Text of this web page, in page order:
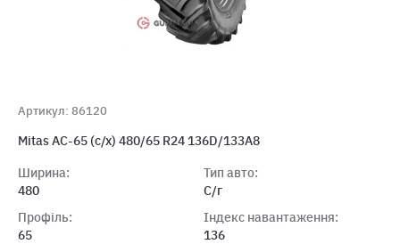
Артикул: 86120
Mitas AC-65 (с/х) 480/65 R24 136D/133A8
Ширина:
480
Профіль:
65
Тип авто:
С/г
Індекс навантаження:
136